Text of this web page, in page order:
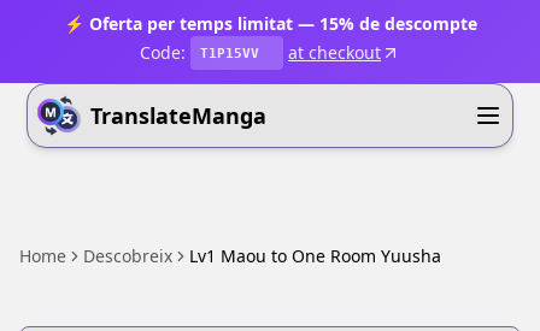
⚡ Oferta per temps limitat — 15% de descompte
Code:
T1P15VV at checkout
TranslateManga
Home Descobreix Lv1 Maou to One Room Yuusha